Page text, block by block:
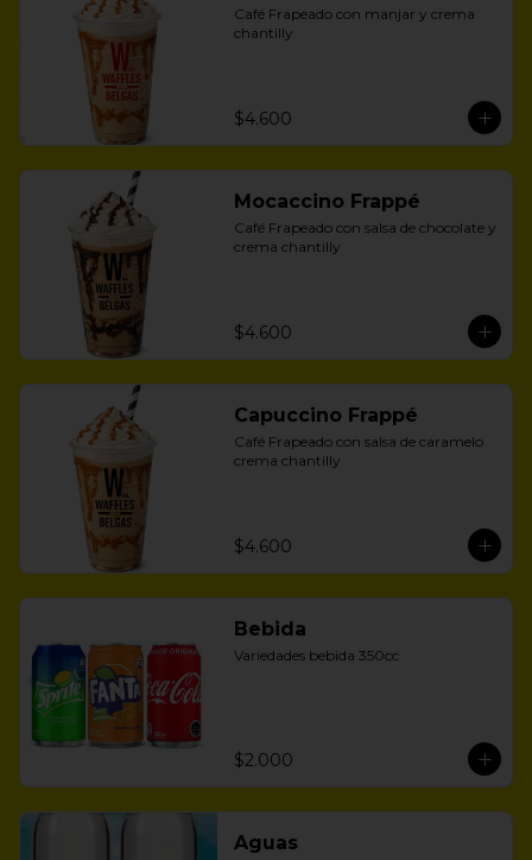
Café Frapeado con manjar y crema
chantilly
$4.600
Mocaccino Frappé
Café Frapeado con salsa de chocolate y
crema chantilly
$4.600
Capuccino Frappé
Café Frapeado con salsa de caramelo
crema chantilly
$4.600
Bebida
Variedades bebida 350cc
$2.000
Aguas